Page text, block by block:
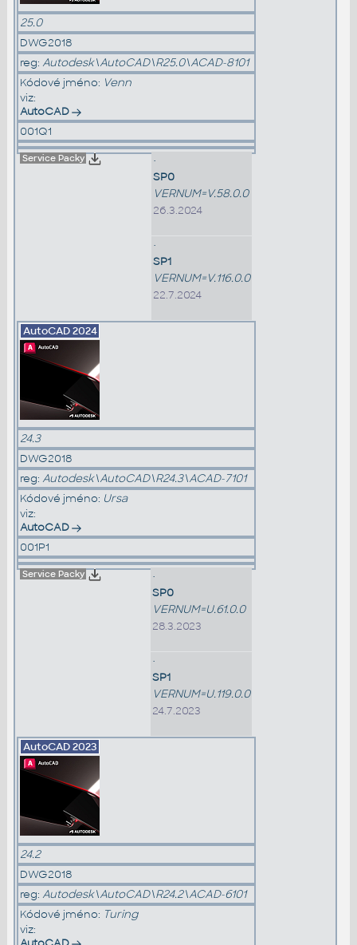
25.0
DWG2018
reg: Autodesk\AutoCAD\R25.0\ACAD-8101
Kódové jméno: Venn
viz:
AutoCAD
001Q1
Service Packy
•
SP0
VERNUM=V.58.0.0
26.3.2024
•
SP1
VERNUM=V.116.0.0
22.7.2024
AutoCAD2024
24.3
DWG2018
reg: Autodesk\AutoCAD\R24.3\ACAD-7101
Kódové jméno: Ursa
viz:
AutoCAD
001P1
Service Packy
•
SP0
VERNUM=U.61.0.0
28.3.2023
•
SP1
VERNUM=U.119.0.0
24.7.2023
AutoCAD2023
24.2
DWG2018
reg: Autodesk\AutoCAD\R24.2\ACAD-6101
Kódové jméno: Turing
viz: